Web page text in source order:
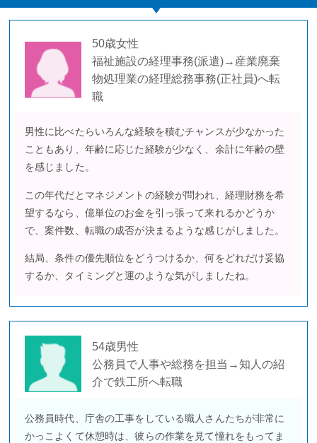
50歳女性
福祉施設の経理事務(派遣)→産業廃棄
物処理業の経理総務事務(正社員)へ転
職
男性に比べたらいろんな経験を積むチャンスが少なかった
こともあり、年齢に応じた経験が少なく、余計に年齢の壁
を感じました。
この年代だとマネジメントの経験が問われ、経理財務を希
望するなら、億単位のお金を引っ張って来れるかどうか
で、案件数、転職の成否が決まるような感じがしました。
結局、条件の優先順位をどうつけるか、何をどれだけ妥協
するか、タイミングと運のような気がしましたね。
54歳男性
公務員で人事や総務を担当→知人の紹
介で鉄工所へ転職
公務員時代、庁舎の工事をしている職人さんたちが非常に
かっこよくて休憩時は、彼らの作業を見て憧れをもってま